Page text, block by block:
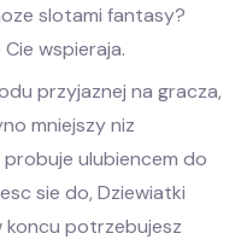
slotami fantasy?
wspieraja.
przyjaznej na gracza,
mniejszy niz
ulubiencem do
sie do, Dziewiatki
koncu potrzebujesz